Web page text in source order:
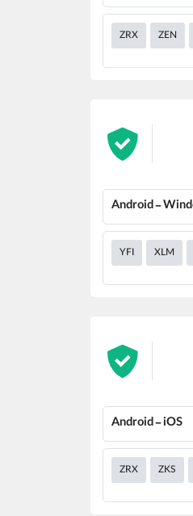
ZRX ZEN
Android -
YFI XLM
Android - iOS
ZRX ZKS